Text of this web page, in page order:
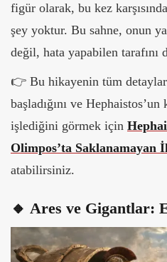
figür olarak, bu kez
şey yoktur. Bu sahne, onun
değil, hata yapabilen tarafını
👉 Bu hikayenin tüm
başladığını ve
işlediğini görmek için
Olimpos’ta Saklanamayan
atabilirsiniz.
🔸 Ares ve Gigantlar: